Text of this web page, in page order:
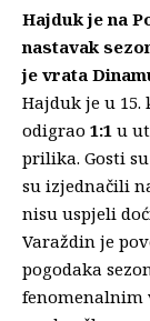
Hajduk je na
nastavak
je vrata
Hajduk je u 15.
odigrao 1:1 u
prilika. Gosti
su izjednačili
nisu uspjeli
Varaždin je
pogodaka
fenomenalnim